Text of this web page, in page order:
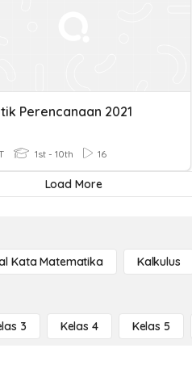
Perencanaan 2021
1st - 10th 16
Load More
Kata Matematika Kalkulus
3 Kelas 4 Kelas 5